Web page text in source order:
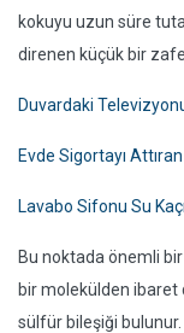
kokuyu uzun süre
direnen küçük bir
Duvardaki
Evde Sigortayı
Lavabo Sifonu Su
Bu noktada önemli
bir molekülden ibaret
sülfür bileşiği